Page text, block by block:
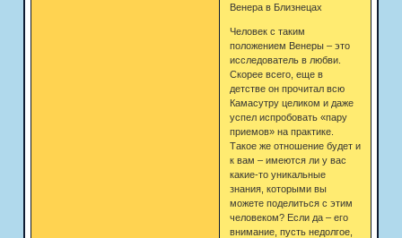
Венера в Близнецах
Человек с таким
положением Венеры – это
исследователь в любви.
Скорее всего, еще в
детстве он прочитал всю
Камасутру целиком и даже
успел испробовать «пару
приемов» на практике.
Такое же отношение будет и
к вам – имеются ли у вас
какие-то уникальные
знания, которыми вы
можете поделиться с этим
человеком? Если да – его
внимание, пусть недолгое,